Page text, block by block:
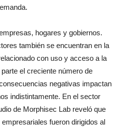
hogares y gobiernos.
también se encuentran en la
con uso y acceso a la
el creciente número de
negativas impactan
indistintamente. En el sector
de Morphisec Lab reveló que
fueron dirigidos al